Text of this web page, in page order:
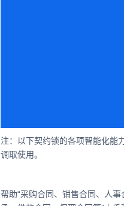
注：以下契约锁的各项智能化能
调取使用。
帮助“采购合同、销售合同、人